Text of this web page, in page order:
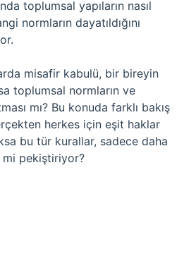
toplumsal yapıların nasıl
normların dayatıldığını
misafir kabulü, bir bireyin
toplumsal normların ve
mı? Bu konuda farklı bakış
herkes için eşit haklar
bu tür kurallar, sadece daha
pekiştiriyor?